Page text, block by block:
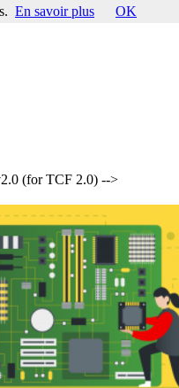
(for TCF 2.0) -->
En savoir plus OK